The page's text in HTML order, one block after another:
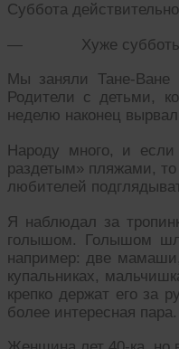
Суббота
— Хуже субботы
Мы заняли Тане-Ване
Родители с детьми,
неделю наконец
Народу много, и
раздетым» пляжами,
любителей
Я наблюдал за
голышом. Голышом
например: две
купальниках,
крепко держат его за
более интересная пара.